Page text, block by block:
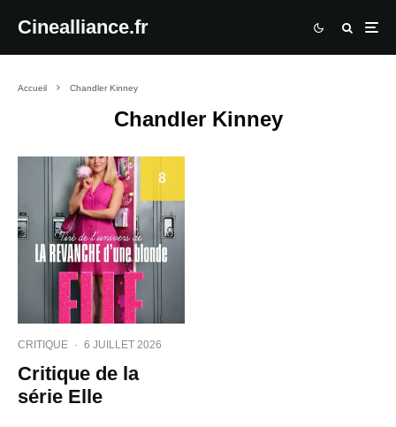
Cinealliance.fr
Accueil Chandler Kinney
Chandler Kinney
8
CRITIQUE · 6 JUILLET 2026
Critique de la
série Elle